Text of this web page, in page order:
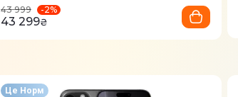
43 999 -2%
43 299₴
Це Норм